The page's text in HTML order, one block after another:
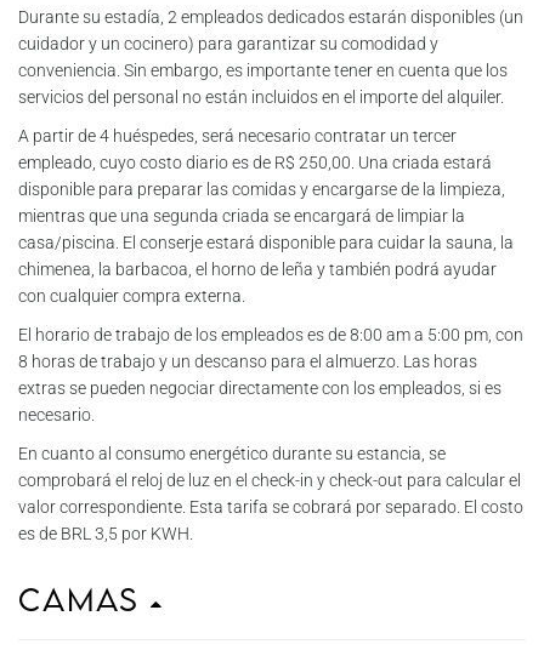
Durante su estadía, 2 empleados dedicados estarán disponibles (un
cuidador y un cocinero) para garantizar su comodidad y
conveniencia. Sin embargo, es importante tener en cuenta que los
servicios del personal no están incluidos en el importe del alquiler.
A partir de 4 huéspedes, será necesario contratar un tercer
empleado, cuyo costo diario es de R$ 250,00. Una criada estará
disponible para preparar las comidas y encargarse de la limpieza,
mientras que una segunda criada se encargará de limpiar la
casa/piscina. El conserje estará disponible para cuidar la sauna, la
chimenea, la barbacoa, el horno de leña y también podrá ayudar
con cualquier compra externa.
El horario de trabajo de los empleados es de 8:00 am a 5:00 pm, con
8 horas de trabajo y un descanso para el almuerzo. Las horas
extras se pueden negociar directamente con los empleados, si es
necesario.
En cuanto al consumo energético durante su estancia, se
comprobará el reloj de luz en el check-in y check-out para calcular el
valor correspondiente. Esta tarifa se cobrará por separado. El costo
es de BRL 3,5 por KWH.
Camas